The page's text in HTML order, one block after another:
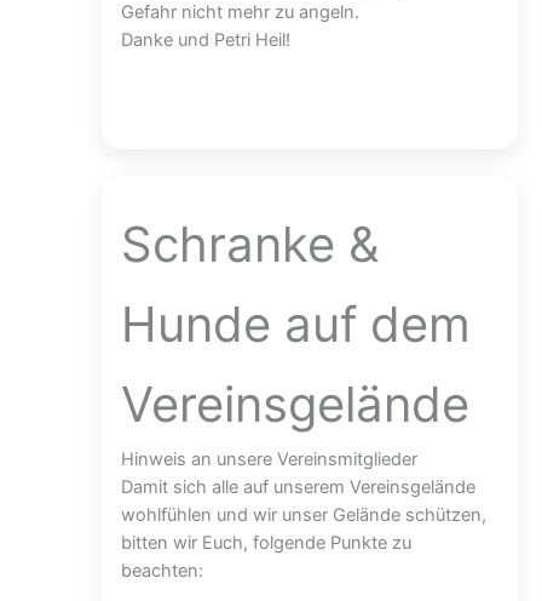
Gefahr nicht mehr zu angeln.
Danke und Petri Heil!
Schranke &
Hunde auf dem
Vereinsgelände
Hinweis an unsere Vereinsmitglieder
Damit sich alle auf unserem Vereinsgelände
wohlfühlen und wir unser Gelände schützen,
bitten wir Euch, folgende Punkte zu
beachten: